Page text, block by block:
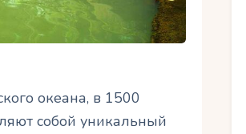
океана, в 1500
собой уникальный